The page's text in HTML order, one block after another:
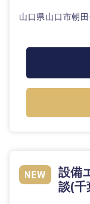
山口県山口市朝
設備
談(千